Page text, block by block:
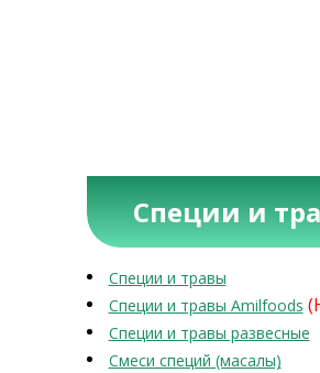
Специи и
Специи и травы
Специи и травы Amilfoods
Специи и травы развесные
Смеси специй (масалы)